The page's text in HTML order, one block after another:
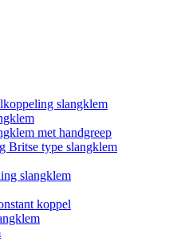
slangklem
met handgreep
Britse type slangklem
slangklem
koppel